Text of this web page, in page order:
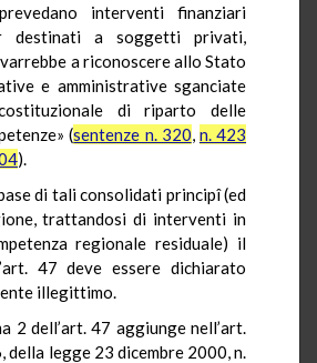
interventi finanziari
destinati a soggetti privati,
a riconoscere allo Stato
e amministrative sganciate
di riparto delle
(sentenze n. 320, n. 423
).
di tali consolidati principî (ed
trattandosi di interventi in
regionale residuale) il
47 deve essere dichiarato
illegittimo.
2 dell’art. 47 aggiunge nell’art.
della legge 23 dicembre 2000, n.